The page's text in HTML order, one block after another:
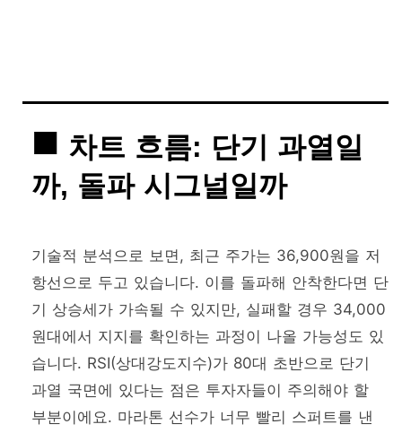
차트 흐름: 단기 과열일
까, 돌파 시그널일까
기술적 분석으로 보면, 최근 주가는 36,900원을 저
항선으로 두고 있습니다. 이를 돌파해 안착한다면 단
기 상승세가 가속될 수 있지만, 실패할 경우 34,000
원대에서 지지를 확인하는 과정이 나올 가능성도 있
습니다. RSI(상대강도지수)가 80대 초반으로 단기
과열 국면에 있다는 점은 투자자들이 주의해야 할
부분이에요. 마라톤 선수가 너무 빨리 스퍼트를 낸